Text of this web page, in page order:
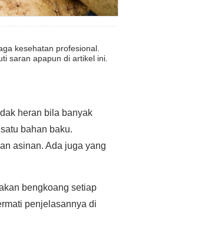
kesehatan profesional.
saran apapun di artikel ini.
heran bila banyak
bahan baku.
asinan. Ada juga yang
bengkoang setiap
penjelasannya di